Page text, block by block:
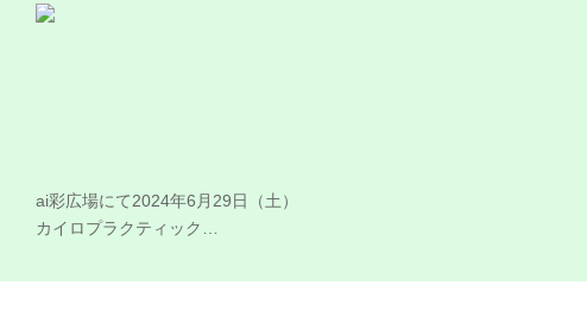
ai彩広場にて2024年6月29日（土）
カイロプラクティック…